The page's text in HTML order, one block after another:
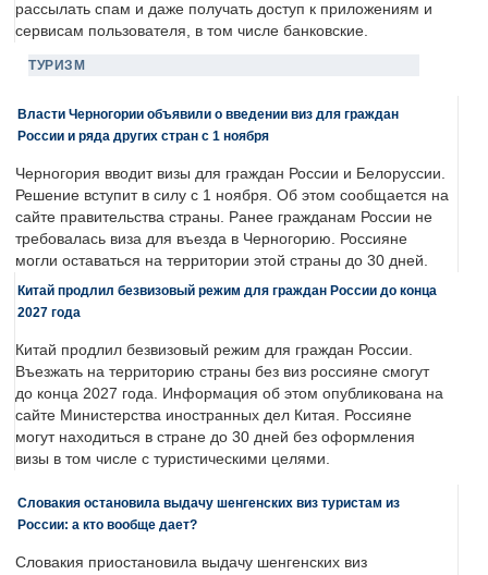
рассылать спам и даже получать доступ к приложениям и
сервисам пользователя, в том числе банковские.
ТУРИЗМ
Власти Черногории объявили о введении виз для граждан
России и ряда других стран с 1 ноября
Черногория вводит визы для граждан России и Белоруссии.
Решение вступит в силу с 1 ноября. Об этом сообщается на
сайте правительства страны. Ранее гражданам России не
требовалась виза для въезда в Черногорию. Россияне
могли оставаться на территории этой страны до 30 дней.
Китай продлил безвизовый режим для граждан России до конца
2027 года
Китай продлил безвизовый режим для граждан России.
Въезжать на территорию страны без виз россияне смогут
до конца 2027 года. Информация об этом опубликована на
сайте Министерства иностранных дел Китая. Россияне
могут находиться в стране до 30 дней без оформления
визы в том числе с туристическими целями.
Словакия остановила выдачу шенгенских виз туристам из
России: а кто вообще дает?
Словакия приостановила выдачу шенгенских виз